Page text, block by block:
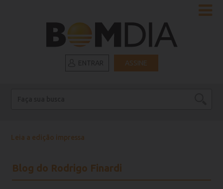
ASSINE
Leia a edição impressa
Blog do Rodrigo Finardi